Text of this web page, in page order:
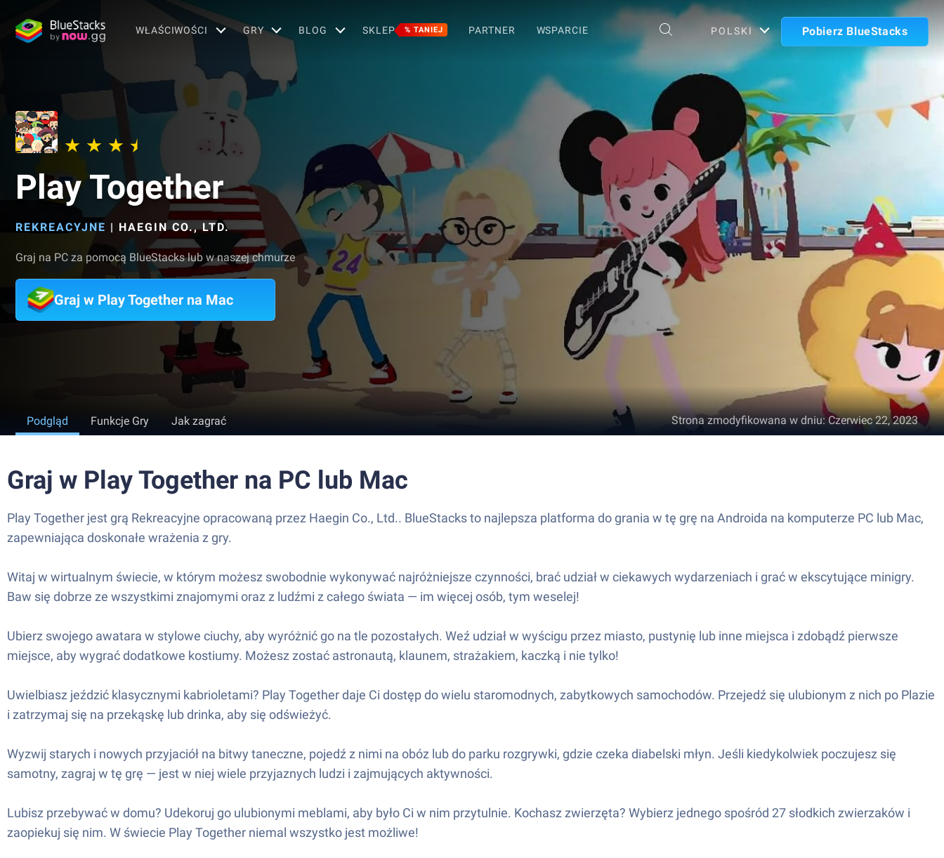
WŁAŚCIWOŚCI GRY BLOG SKLEP % TANIEJ PARTNER WSPARCIE POLSKI Pobierz BlueStacks
Play Together
REKREACYJNE | HAEGIN CO., LTD.
Graj na PC za pomocą BlueStacks lub w naszej chmurze
Graj w Play Together na Mac
Podgląd Funkcje Gry Jak zagrać Strona zmodyfikowana w dniu:Czerwiec 22, 2023
Graj w Play Together na PC lub Mac
Play Together jest grą Rekreacyjne opracowaną przez Haegin Co., Ltd.. BlueStacks to najlepsza platforma do grania w tę grę na Androida na komputerze PC lub Mac,
zapewniająca doskonałe wrażenia z gry.
Witaj w wirtualnym świecie, w którym możesz swobodnie wykonywać najróżniejsze czynności, brać udział w ciekawych wydarzeniach i grać w ekscytujące minigry.
Baw się dobrze ze wszystkimi znajomymi oraz z ludźmi z całego świata — im więcej osób, tym weselej!
Ubierz swojego awatara w stylowe ciuchy, aby wyróżnić go na tle pozostałych. Weź udział w wyścigu przez miasto, pustynię lub inne miejsca i zdobądź pierwsze
miejsce, aby wygrać dodatkowe kostiumy. Możesz zostać astronautą, klaunem, strażakiem, kaczką i nie tylko!
Uwielbiasz jeździć klasycznymi kabrioletami? Play Together daje Ci dostęp do wielu staromodnych, zabytkowych samochodów. Przejedź się ulubionym z nich po Plazie
i zatrzymaj się na przekąskę lub drinka, aby się odświeżyć.
Wyzwij starych i nowych przyjaciół na bitwy taneczne, pojedź z nimi na obóz lub do parku rozgrywki, gdzie czeka diabelski młyn. Jeśli kiedykolwiek poczujesz się
samotny, zagraj w tę grę — jest w niej wiele przyjaznych ludzi i zajmujących aktywności.
Lubisz przebywać w domu? Udekoruj go ulubionymi meblami, aby było Ci w nim przytulnie. Kochasz zwierzęta? Wybierz jednego spośród 27 słodkich zwierzaków i
zaopiekuj się nim. W świecie Play Together niemal wszystko jest możliwe!